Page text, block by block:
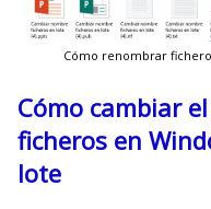
Cómo renombrar
Cómo cambiar
ficheros en
lote